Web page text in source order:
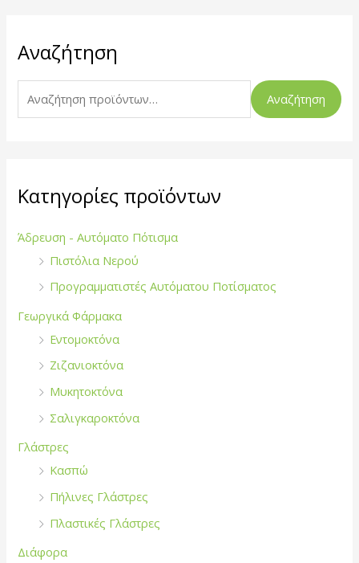
Αναζήτηση
ν
ή
σ
γ
Αναζήτηση
Κατηγορίες προϊόντων
Άδρευση - Αυτόματο Πότισμα
Πιστόλια Νερού
Προγραμματιστές Αυτόματου Ποτίσματος
Γεωργικά Φάρμακα
Εντομοκτόνα
Ζιζανιοκτόνα
Μυκητοκτόνα
Σαλιγκαροκτόνα
Γλάστρες
Κασπώ
Πήλινες Γλάστρες
Πλαστικές Γλάστρες
Διάφορα